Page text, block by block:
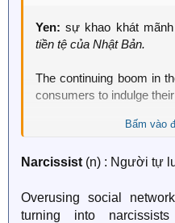
Yen: sự khao khát
tiền tệ của Nhật Bản.
The continuing boom in
consumers to indulge
Sự bùng nổ liên tục của
đối với những món đồ
Bấm vào
Narcissist (n) : Người tự
Overusing social
turning into